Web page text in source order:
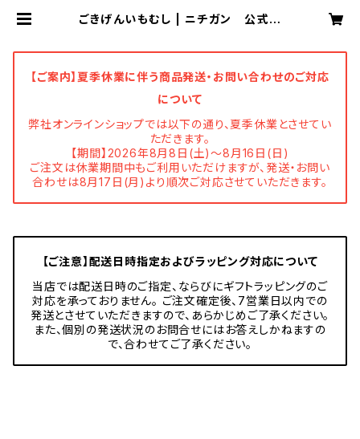
ごきげんいもむし | ニチガン 公式オ
【ご案内】夏季休業に伴う商品発送・お問い合わせのご対応
について
弊社オンラインショップでは以下の通り、夏季休業とさせてい
ただきます。
【期間】2026年8月8日(土)～8月16日(日)
ご注文は休業期間中もご利用いただけますが、発送・お問い
合わせは8月17日(月)より順次ご対応させていただきます。
【ご注意】配送日時指定およびラッピング対応について
当店では配送日時のご指定、ならびにギフトラッピングのご
対応を承っておりません。 ご注文確定後、7営業日以内での
発送とさせていただきますので、あらかじめご了承ください。
また、個別の発送状況のお問合せにはお答えしかねますの
で、合わせてご了承ください。